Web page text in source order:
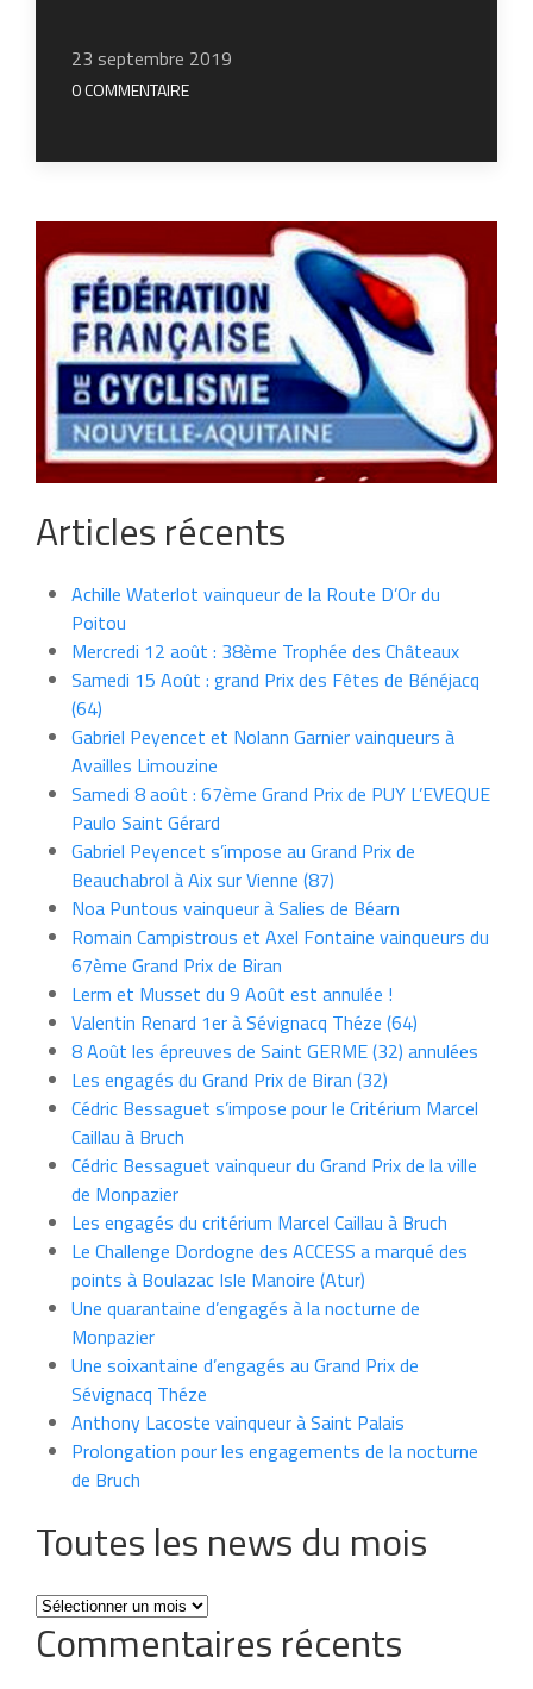
23 septembre 2019
0 COMMENTAIRE
Articles récents
Achille Waterlot vainqueur de la Route D’Or du
Poitou
Mercredi 12 août : 38ème Trophée des Châteaux
Samedi 15 Août : grand Prix des Fêtes de Bénéjacq
(64)
Gabriel Peyencet et Nolann Garnier vainqueurs à
Availles Limouzine
Samedi 8 août : 67ème Grand Prix de PUY L’EVEQUE
Paulo Saint Gérard
Gabriel Peyencet s’impose au Grand Prix de
Beauchabrol à Aix sur Vienne (87)
Noa Puntous vainqueur à Salies de Béarn
Romain Campistrous et Axel Fontaine vainqueurs du
67ème Grand Prix de Biran
Lerm et Musset du 9 Août est annulée !
Valentin Renard 1er à Sévignacq Théze (64)
8 Août les épreuves de Saint GERME (32) annulées
Les engagés du Grand Prix de Biran (32)
Cédric Bessaguet s’impose pour le Critérium Marcel
Caillau à Bruch
Cédric Bessaguet vainqueur du Grand Prix de la ville
de Monpazier
Les engagés du critérium Marcel Caillau à Bruch
Le Challenge Dordogne des ACCESS a marqué des
points à Boulazac Isle Manoire (Atur)
Une quarantaine d’engagés à la nocturne de
Monpazier
Une soixantaine d’engagés au Grand Prix de
Sévignacq Théze
Anthony Lacoste vainqueur à Saint Palais
Prolongation pour les engagements de la nocturne
de Bruch
Toutes les news du mois
Toutes
les
news
Commentaires récents